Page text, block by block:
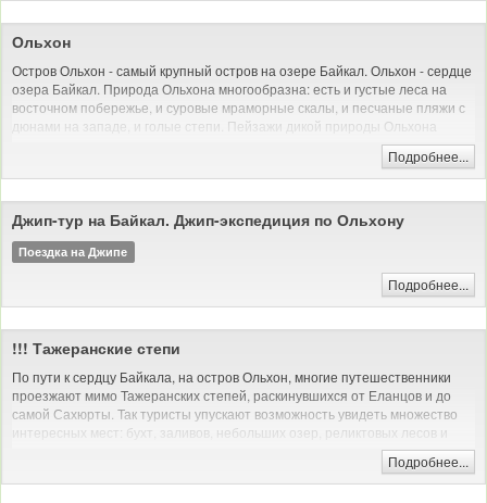
генерал-губернаторства. В пожаре 1879 года был сильно разрушен.
Иркутска внесён в предварительный список Всемирного наследия
ЮНЕСКО.
Ольхон
Остров Ольхон - самый крупный остров на озере Байкал. Ольхон - сердце
озера Байкал. Природа Ольхона многообразна: есть и густые леса на
восточном побережье, и суровые мраморные скалы, и песчаные пляжи с
дюнами на западе, и голые степи. Пейзажи дикой природы Ольхона
красивы и величественны - недаром он ежегодно привлекает тысячи
Подробнее...
Джип-тур на Байкал. Джип-экспедиция по Ольхону
Поездка на Джипе
Подробнее...
!!! Тажеранские степи
По пути к сердцу Байкала, на остров Ольхон, многие путешественники
проезжают мимо Тажеранских степей, раскинувшихся от Еланцов и до
самой Сахюрты. Так туристы упускают возможность увидеть множество
интересных мест: бухт, заливов, небольших озер, реликтовых лесов и
Тажеранская степь очень богата на живописные места. С западной части
Подробнее...